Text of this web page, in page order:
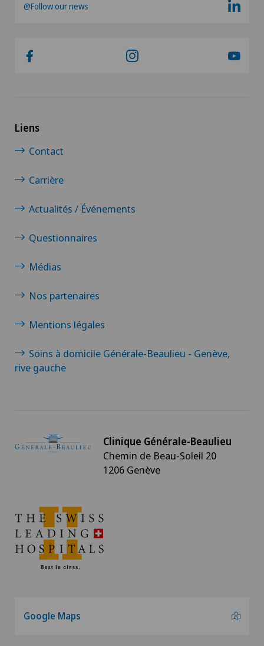
Oncologie
Pathologie
Pédiatrie
Pneumologie
Proctologie
Prothèse de genou
Prothèse de hanche
Prothèse de l’épaule
Radiologie interventionnelle
Rhumatologie
Sénologie (Diagnostic mammaire)
Système Radixact®
@Follow our news
Liens
Contact
Carrière
Actualités / Événements
Questionnaires
Médias
Nos partenaires
Mentions légales
Soins à domicile Générale-Beaulieu - Genève,
rive gauche
Clinique Générale-Beaulieu
Chemin de Beau-Soleil 20
1206 Genève
Google Maps